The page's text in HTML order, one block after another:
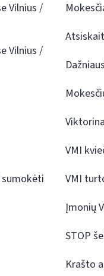
Vilnius /
Vilnius /
sumokėti
VMI
VMI
Įmonių
STOP
Krašto